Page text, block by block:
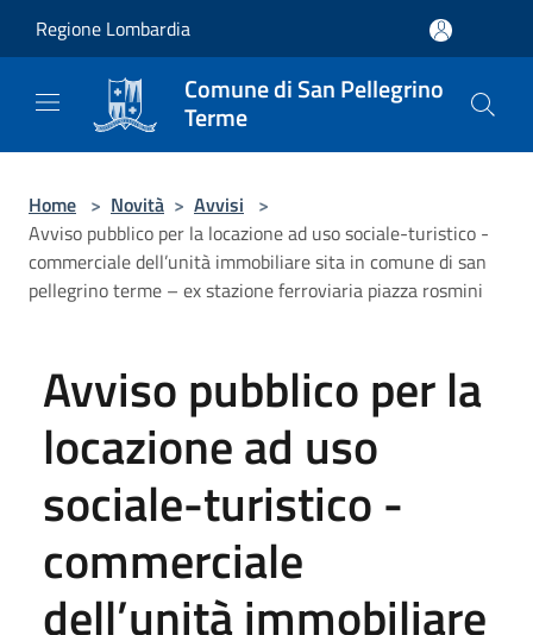
Regione Lombardia
Comune di San Pellegrino
Terme
Home > Novità > Avvisi >
Avviso pubblico per la locazione ad uso sociale-turistico -
commerciale dell’unità immobiliare sita in comune di san
pellegrino terme – ex stazione ferroviaria piazza rosmini
Avviso pubblico per la
locazione ad uso
sociale-turistico -
commerciale
dell’unità immobiliare